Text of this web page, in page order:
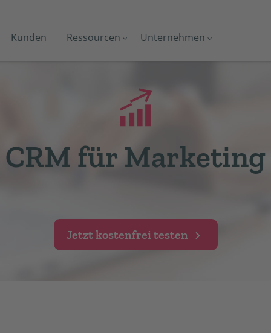
Kunden Ressourcen Unternehmen
CRM für Marketing
Jetzt kostenfrei testen